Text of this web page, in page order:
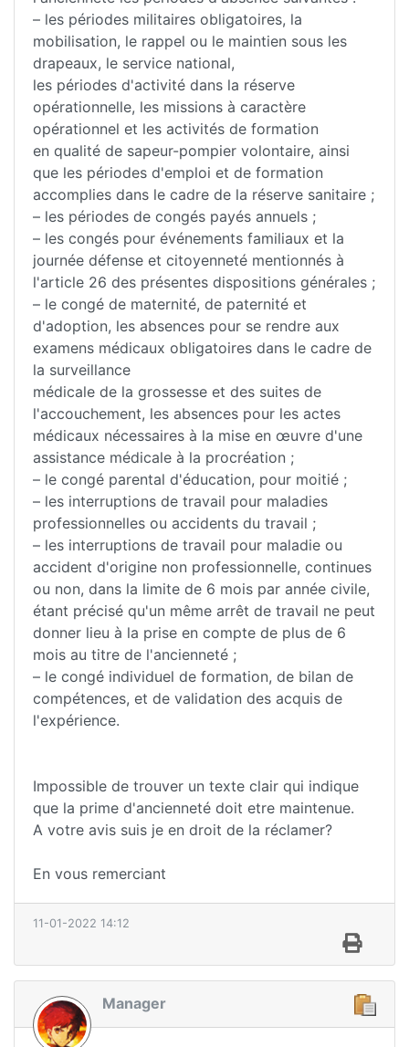
– les périodes militaires obligatoires, la
mobilisation, le rappel ou le maintien sous les
drapeaux, le service national,
les périodes d'activité dans la réserve
opérationnelle, les missions à caractère
opérationnel et les activités de formation
en qualité de sapeur-pompier volontaire, ainsi
que les périodes d'emploi et de formation
accomplies dans le cadre de la réserve sanitaire ;
– les périodes de congés payés annuels ;
– les congés pour événements familiaux et la
journée défense et citoyenneté mentionnés à
l'article 26 des présentes dispositions générales ;
– le congé de maternité, de paternité et
d'adoption, les absences pour se rendre aux
examens médicaux obligatoires dans le cadre de
la surveillance
médicale de la grossesse et des suites de
l'accouchement, les absences pour les actes
médicaux nécessaires à la mise en œuvre d'une
assistance médicale à la procréation ;
– le congé parental d'éducation, pour moitié ;
– les interruptions de travail pour maladies
professionnelles ou accidents du travail ;
– les interruptions de travail pour maladie ou
accident d'origine non professionnelle, continues
ou non, dans la limite de 6 mois par année civile,
étant précisé qu'un même arrêt de travail ne peut
donner lieu à la prise en compte de plus de 6
mois au titre de l'ancienneté ;
– le congé individuel de formation, de bilan de
compétences, et de validation des acquis de
l'expérience.
Impossible de trouver un texte clair qui indique
que la prime d'ancienneté doit etre maintenue.
A votre avis suis je en droit de la réclamer?
En vous remerciant
11-01-2022 14:12
Manager